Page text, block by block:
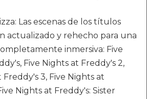
Las escenas de los títulos
actualizado y rehecho para una
inmersiva: Five
Five Nights at Freddy's 2,
Freddy's 3, Five Nights at
Nights at Freddy's: Sister